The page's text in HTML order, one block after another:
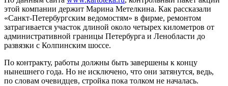
этой компании держит Марина Метелкина. Как рассказали
«Санкт-Петербургским ведомостям» в фирме, ремонтом
затрагивается участок длиной около четырех километров от
административной границы Петербурга и Ленобласти до
развязки с Колпинским шоссе.
По контракту, работы должны быть завершены к концу
нынешнего года. Но не исключено, что они затянутся, ведь,
по словам очевидцев, стройка пока толком не началась.